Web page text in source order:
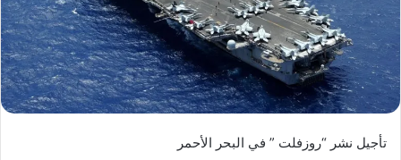
تأجيل نشر “روزفلت ” في البحر الأحمر